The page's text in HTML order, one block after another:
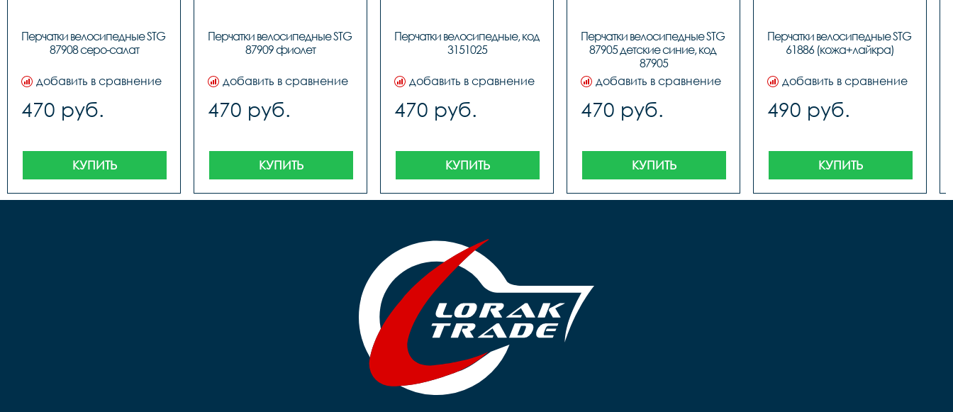
Перчатки велосипедные STG
87908 серо-салат
добавить в сравнение
470 руб.
КУПИТЬ
Перчатки велосипедные STG
87909 фиолет
добавить в сравнение
470 руб.
КУПИТЬ
Перчатки велосипедные, код
3151025
добавить в сравнение
470 руб.
КУПИТЬ
Перчатки велосипедные STG
87905 детские синие, код
87905
добавить в сравнение
470 руб.
КУПИТЬ
Перчатки велосипедные STG
61886 (кожа+лайкра)
добавить в сравнение
490 руб.
КУПИТЬ